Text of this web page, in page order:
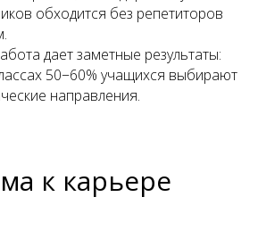
обходится без репетиторов
дает заметные результаты:
50−60% учащихся выбирают
направления.
к карьере